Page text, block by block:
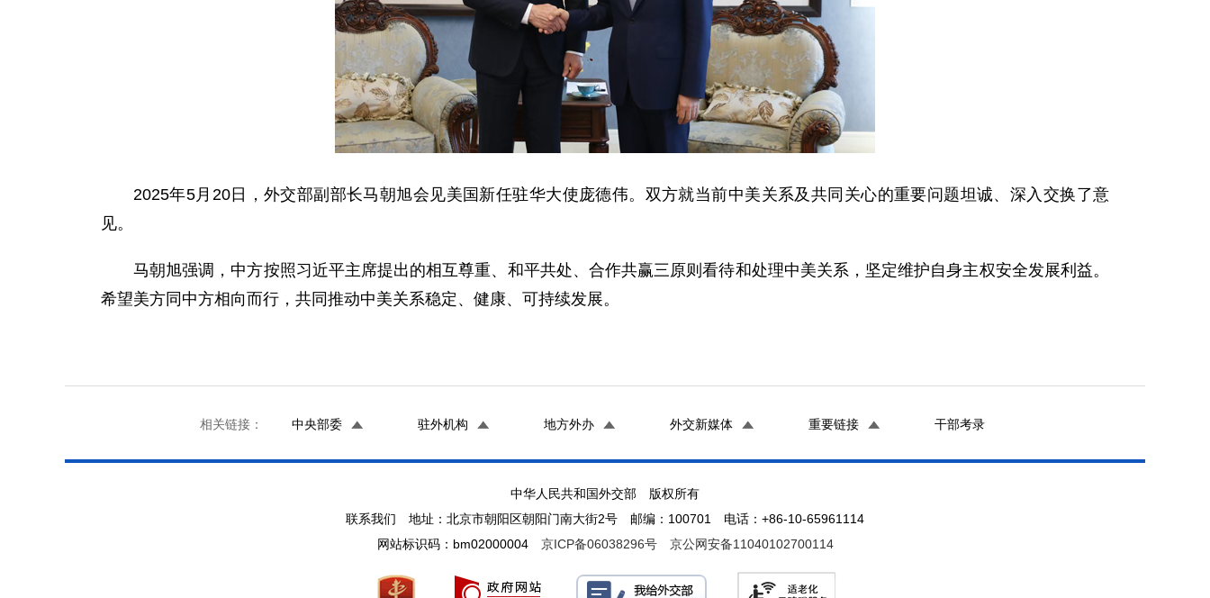
2025年5月20日，外交部副部长马朝旭会见美国新任驻华大使庞德伟。双方就当前中美关系及共同关心的重要问题坦诚、深入交换了意
见。
马朝旭强调，中方按照习近平主席提出的相互尊重、和平共处、合作共赢三原则看待和处理中美关系，坚定维护自身主权安全发展利益。
希望美方同中方相向而行，共同推动中美关系稳定、健康、可持续发展。
相关链接： 中央部委 驻外机构 地方外办 外交新媒体 重要链接 干部考录
中华人民共和国外交部 版权所有
联系我们 地址：北京市朝阳区朝阳门南大街2号 邮编：100701 电话：+86-10-65961114
网站标识码：bm02000004 京ICP备06038296号 京公网安备11040102700114